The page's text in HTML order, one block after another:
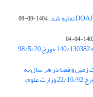
1404-09-09
1402-
نشریه فیزیک زمین و فضا در هر سال به
زبان انگلیسی در جلسه کار گروه علوم پایه مورخ 22/10/92 وزارت علوم،